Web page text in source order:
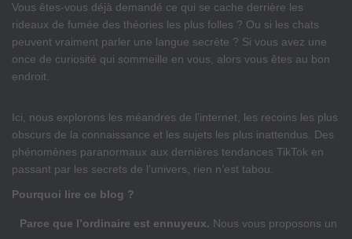
Vous êtes-vous déjà demandé ce qui se cache derrière les
rideaux de fumée des théories les plus folles ? Ou si les chats
peuvent vraiment parler une langue secrète ? Si vous avez une
once de curiosité qui sommeille en vous, alors vous êtes au bon
endroit.
Ici, nous explorons les méandres de l’internet, les recoins les plus
obscurs de la connaissance et les sujets les plus inattendus. Des
phénomènes paranormaux aux dernières tendances TikTok en
passant par les secrets de l’univers, rien n’est tabou.
Pourquoi lire ce blog ?
Parce que l’ordinaire est ennuyeux. Nous vous proposons un